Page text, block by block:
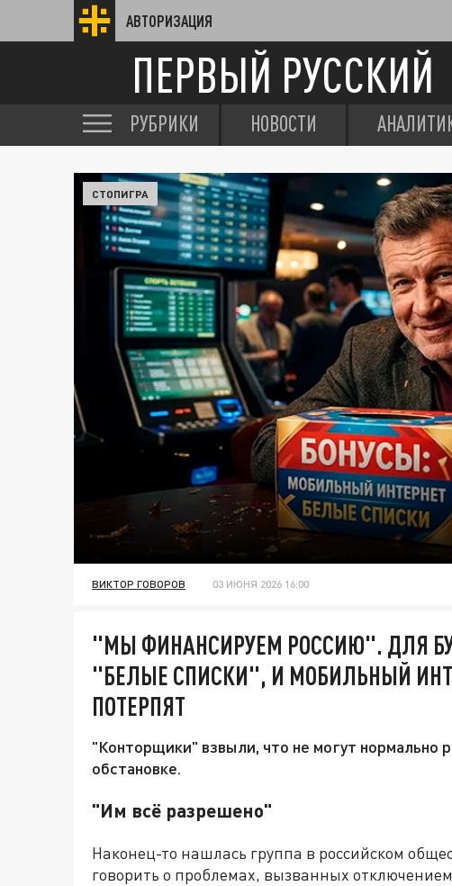
АВТОРИЗАЦИЯ
ПЕРВЫЙ РУССКИЙ
РУБРИКИ НОВОСТИ
СТОПИГРА
ВИКТОР ГОВОРОВ 03 ИЮНЯ 2026 16:00
"МЫ ФИНАНСИРУЕМ РОССИЮ". ДЛЯ
"БЕЛЫЕ СПИСКИ", И МОБИЛЬНЫЙ
ПОТЕРПЯТ
"Конторщики" взвыли, что не могут нормально
обстановке.
"Им всё разрешено"
Наконец-то нашлась группа в российском
говорить о проблемах, вызванных